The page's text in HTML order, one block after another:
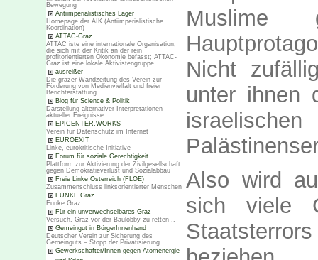
Bewegung
Antiimperialistisches Lager
Homepage der AIK (Antiimperialistische
Koordination)
ATTAC-Graz
ATTAC iste eine internationale Organisation,
die sich mit der Kritik an der rein
profitorientierten Ökonomie befasst; ATTAC-
Graz ist eine lokale Aktivistengruppe
ausreißer
Die grazer Wandzeitung des Verein zur
Förderung von Medienvielfalt und freier
Berichterstattung
Blog für Science & Politik
Darstellung alternativer Interpretationen
aktueller Ereignisse
EPICENTER.WORKS
Verein für Datenschutz im Internet
EUROEXIT
Linke, eurokritische Initiative
Forum für soziale Gerechtigkeit
Plattform zur Aktivierung der Zivilgesellschaft
gegen Demokratieverlust und Sozialabbau
Freie Linke Österreich (FLOE)
Zusammenschluss linksorientierter Menschen
FUNKE Graz
Funke Graz
Für ein unverwechselbares Graz
Versuch, Graz vor der Baulobby zu retten ..
Gemeingut in BürgerInnenhand
Deutscher Verein zur Sicherung des
Gemeinguts – Stopp der Privatisierung
Gewerkschafter/Innen gegen Atomenergie
Nicht
unter ihnen
Also wird
sich viele